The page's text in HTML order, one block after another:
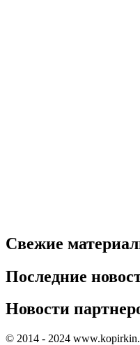
Свежие
Последние
Новости
© 2014 - 2024